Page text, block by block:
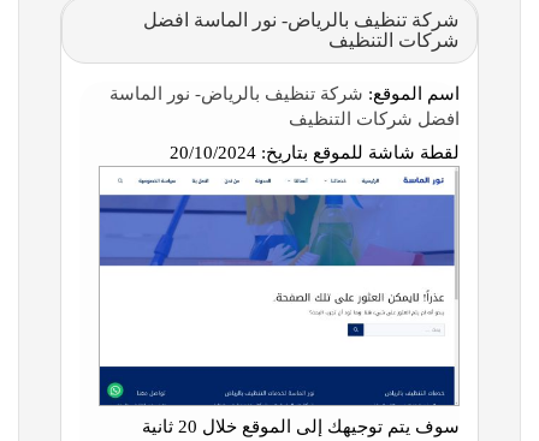
شركة تنظيف بالرياض- نور الماسة افضل
شركات التنظيف
اسم الموقع: شركة تنظيف بالرياض- نور الماسة
افضل شركات التنظيف
لقطة شاشة للموقع بتاريخ:
سوف يتم توجيهك إلى الموقع خلال 20 ثانية